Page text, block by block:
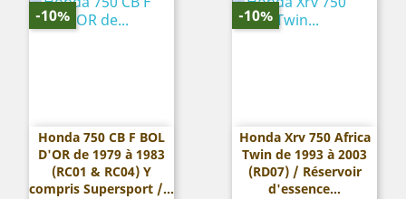
Honda 750 CB F BOL
D'OR de 1979 à 1983
(RC01 & RC04) Y
compris Supersport /...
-10%
Honda Xrv 750 Africa
Twin de 1993 à 2003
(RD07) / Réservoir
d'essence...
-10%